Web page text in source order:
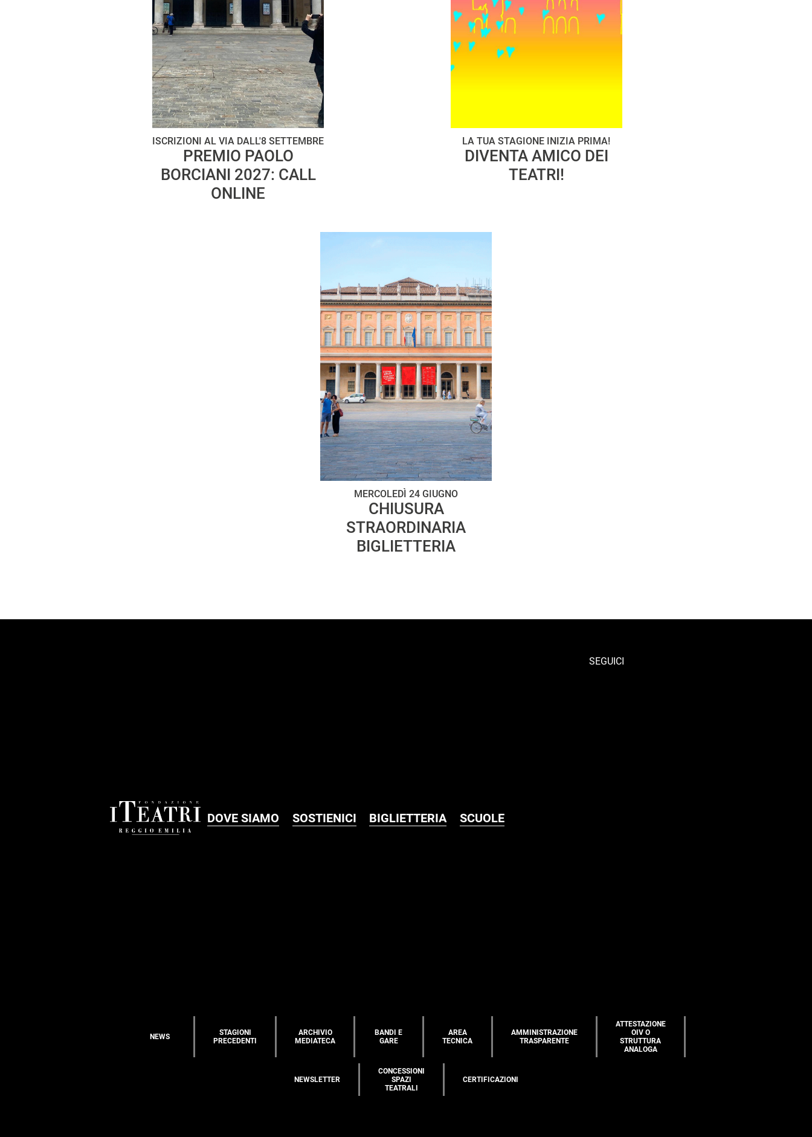
ISCRIZIONI AL VIA DALL'8 SETTEMBRE
PREMIO PAOLO
BORCIANI 2027: CALL
ONLINE
LA TUA STAGIONE INIZIA PRIMA!
DIVENTA AMICO DEI
TEATRI!
MERCOLEDÌ 24 GIUGNO
CHIUSURA
STRAORDINARIA
BIGLIETTERIA
DOVE SIAMO SOSTIENICI BIGLIETTERIA SCUOLE
SEGUICI
NEWS
STAGIONI
PRECEDENTI
ARCHIVIO
MEDIATECA
BANDI E
GARE
AREA
TECNICA
AMMINISTRAZIONE
TRASPARENTE
ATTESTAZIONE
OIV O
STRUTTURA
ANALOGA
NEWSLETTER
CONCESSIONI
SPAZI
TEATRALI
CERTIFICAZIONI